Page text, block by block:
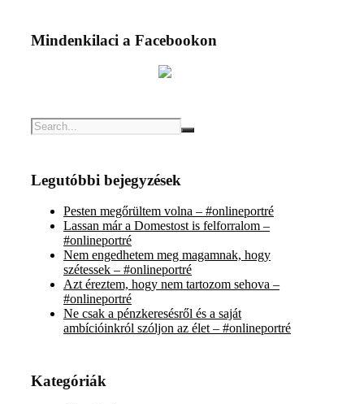
Mindenkilaci a Facebookon
Legutóbbi bejegyzések
Pesten megőrültem volna – #onlineportré
Lassan már a Domestost is felforralom –
#onlineportré
Nem engedhetem meg magamnak, hogy
szétessek – #onlineportré
Azt éreztem, hogy nem tartozom sehova –
#onlineportré
Ne csak a pénzkeresésről és a saját
ambícióinkról szóljon az élet – #onlineportré
Kategóriák